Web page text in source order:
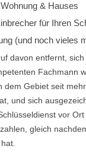
& Hauses
für Ihren
(und noch vieles
davon entfernt,
Fachmann
dem Gebiet seit
und sich
vor
gleich